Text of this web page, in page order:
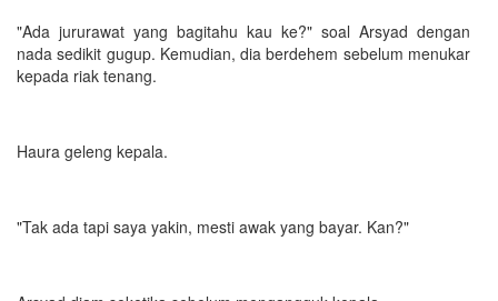
"Ada jururawat yang bagitahu kau ke?" soal Arsyad dengan
nada sedikit gugup. Kemudian, dia berdehem sebelum menukar
kepada riak tenang.
Haura geleng kepala.
"Tak ada tapi saya yakin, mesti awak yang bayar. Kan?"